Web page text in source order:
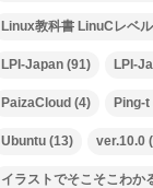
Linux教科書 LinuCレベ
LPI-Japan (91) LPI-
PaizaCloud (4) Ping-t
Ubuntu (13) ver.10.0
イラストでそこそこわか